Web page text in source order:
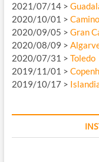
2021/07/14 >
2020/10/01 >
2020/09/05 > Gran
2020/08/09 >
2020/07/31 > Toledo
2019/11/01 >
2019/10/17 >